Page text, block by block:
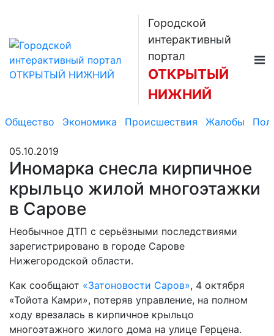
Городской
интерактивный
портал
ОТКРЫТЫЙ
НИЖНИЙ
Общество Экономика Происшествия Жалобы
05.10.2019
Иномарка снесла кирпичное
крыльцо жилой многоэтажки
в Сарове
Необычное ДТП с серьёзными последствиями
зарегистрировано в городе Сарове
Нижегородской области.
Как сообщают «Затоновости Саров», 4 октября
«Тойота Камри», потеряв управление, на полном
ходу врезалась в кирпичное крыльцо
многоэтажного жилого дома на улице Герцена.